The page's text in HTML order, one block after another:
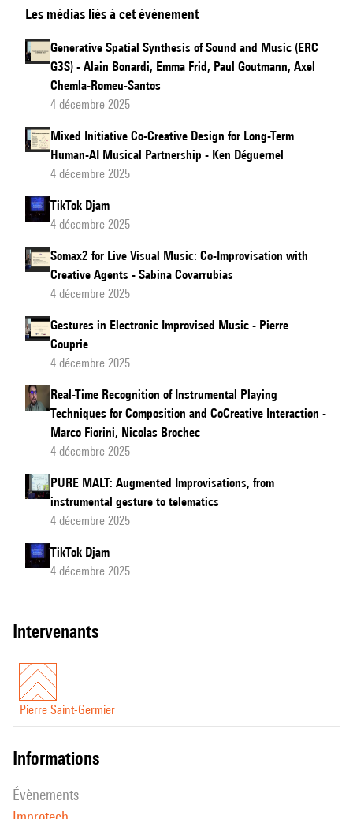
meaning
of
"co"
creative"
Les médias liés à cet évènement
Generative Spatial Synthesis of Sound and Music (ERC
G3S) - Alain Bonardi, Emma Frid, Paul Goutmann, Axel
Chemla-Romeu-Santos
4 décembre 2025
Mixed Initiative Co-Creative Design for Long-Term
Human-AI Musical Partnership - Ken Déguernel
4 décembre 2025
TikTok Djam
4 décembre 2025
Somax2 for Live Visual Music: Co-Improvisation with
Creative Agents - Sabina Covarrubias
4 décembre 2025
Gestures in Electronic Improvised Music - Pierre
Couprie
4 décembre 2025
Real-Time Recognition of Instrumental Playing
Techniques for Composition and CoCreative Interaction -
Marco Fiorini, Nicolas Brochec
4 décembre 2025
PURE MALT: Augmented Improvisations, from
instrumental gesture to telematics
4 décembre 2025
TikTok Djam
4 décembre 2025
intervenants
Pierre Saint-Germier
informations
évènements